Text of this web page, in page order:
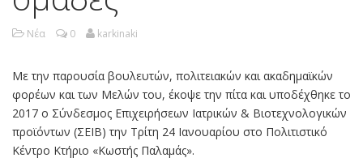
Νέα 0 karkinaki
Με την παρουσία βουλευτών, πολιτειακών και ακαδημαϊκών
φορέων και των Μελών του, έκοψε την πίτα και υποδέχθηκε το
2017 ο Σύνδεσμος Επιχειρήσεων Ιατρικών & Βιοτεχνολογικών
προϊόντων (ΣΕΙΒ) την Τρίτη 24 Ιανουαρίου στο Πολιτιστικό
Κέντρο Κτήριο «Κωστής Παλαμάς».